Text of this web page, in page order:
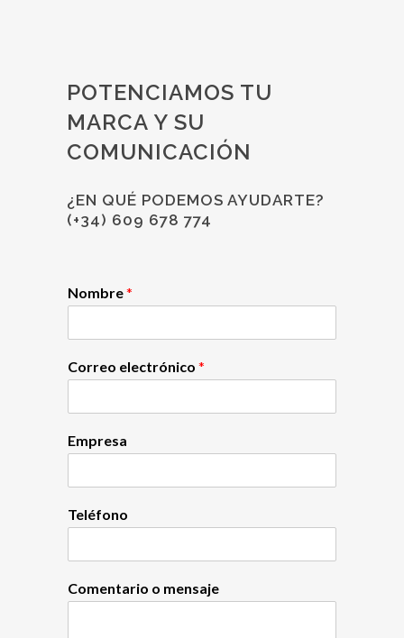
POTENCIAMOS TU
MARCA Y SU
COMUNICACIÓN
¿EN QUÉ PODEMOS AYUDARTE?
(+34) 609 678 774
Nombre*
Correo electrónico *
Empresa
Teléfono
Comentario o mensaje